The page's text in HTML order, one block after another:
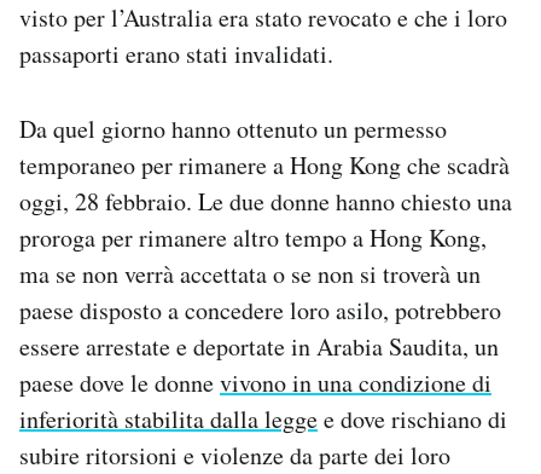
visto per l’Australia era stato revocato e che i loro
passaporti erano stati invalidati.
Da quel giorno hanno ottenuto un permesso
temporaneo per rimanere a Hong Kong che scadrà
oggi, 28 febbraio. Le due donne hanno chiesto una
proroga per rimanere altro tempo a Hong Kong,
ma se non verrà accettata o se non si troverà un
paese disposto a concedere loro asilo, potrebbero
essere arrestate e deportate in Arabia Saudita, un
paese dove le donnevivono in una condizione di
inferiorità stabilita dalla leggee dove rischiano di
subire ritorsioni e violenze da parte dei loro